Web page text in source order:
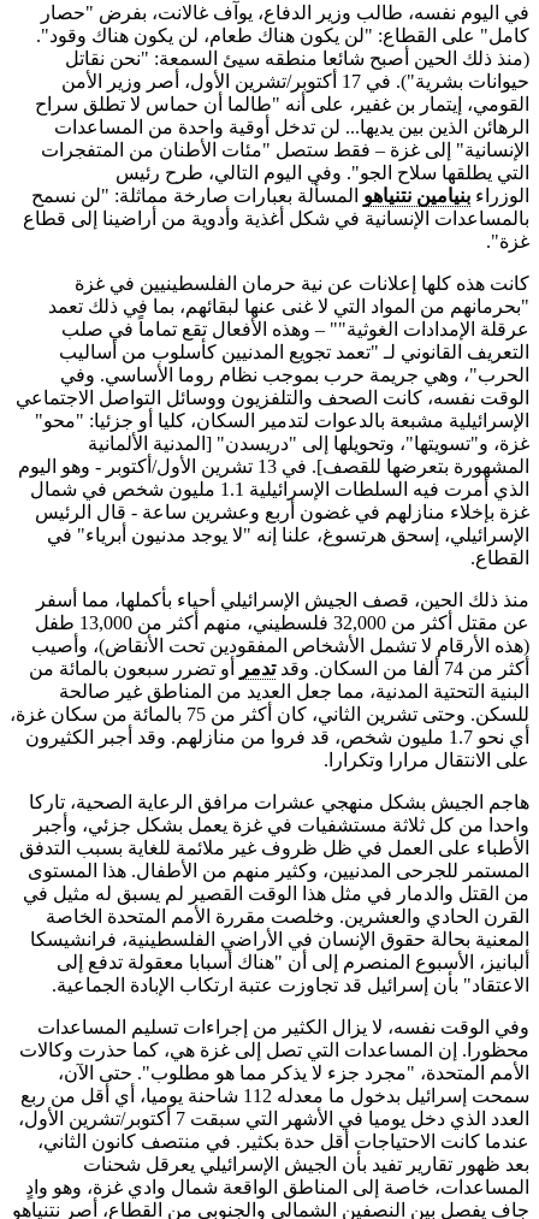
في اليوم نفسه، طالب وزير الدفاع، يوآف غالانت، بفرض "حصار
كامل" على القطاع: "لن يكون هناك طعام، لن يكون هناك وقود".
(منذ ذلك الحين أصبح شائعا منطقه سيئ السمعة: "نحن نقاتل
حيوانات بشرية"). في 17 أكتوبر/تشرين الأول، أصر وزير الأمن
القومي، إيتمار بن غفير، على أنه "طالما أن حماس لا تطلق سراح
الرهائن الذين بين يديها... لن تدخل أوقية واحدة من المساعدات
الإنسانية" إلى غزة – فقط ستصل "مئات الأطنان من المتفجرات
التي يطلقها سلاح الجو". وفي اليوم التالي، طرح رئيس
الوزراء بنيامين نتنياهو المسألة بعبارات صارخة مماثلة: "لن نسمح
بالمساعدات الإنسانية في شكل أغذية وأدوية من أراضينا إلى قطاع
غزة".
كانت هذه كلها إعلانات عن نية حرمان الفلسطينيين في غزة
"ﺑﺤﺮﻣﺎﻧﻬﻢ ﻣﻦ اﻟﻤﻮاد اﻟﺘﻲ ﻻ ﻏﻨﻰ ﻋﻨﻬﺎ ﻟﺒﻘﺎﺋﻬﻢ، ﺑﻤﺎ ﻓﻲ ذﻟﻚ تعمد
ﻋﺮﻗﻠﺔ اﻹﻣﺪادات اﻟﻐﻮﺛﻴﺔ"" – وهذه الأفعال تقع تماماً في صلب
التعريف القانوني لـ "تعمد تجويع المدنيين كأسلوب من أساليب
الحرب"، وهي جريمة حرب بموجب نظام روما الأساسي. وفي
الوقت نفسه، كانت الصحف والتلفزيون ووسائل التواصل الاجتماعي
الإسرائيلية مشبعة بالدعوات لتدمير السكان، كليا أو جزئيا: "محو"
غزة، و"تسويتها"، وتحويلها إلى "دريسدن" [المدنية الألمانية
المشهورة بتعرضها للقصف]. في 13 تشرين الأول/أكتوبر - وهو اليوم
الذي أمرت فيه السلطات الإسرائيلية 1.1 مليون شخص في شمال
غزة بإخلاء منازلهم في غضون أربع وعشرين ساعة - قال الرئيس
الإسرائيلي، إسحق هرتسوغ، علنا إنه "لا يوجد مدنيون أبرياء" في
القطاع.
منذ ذلك الحين، قصف الجيش الإسرائيلي أحياء بأكملها، مما أسفر
عن مقتل أكثر من 32,000 فلسطيني، منهم أكثر من 13,000 طفل
(هذه الأرقام لا تشمل الأشخاص المفقودين تحت الأنقاض)، وأصيب
أكثر من 74 ألفا من السكان. وقد
تدمر
أو تضرر سبعون بالمائة من
البنية التحتية المدنية، مما جعل العديد من المناطق غير صالحة
للسكن. وحتى تشرين الثاني، كان أكثر من 75 بالمائة من سكان غزة،
أي نحو 1.7 مليون شخص، قد فروا من منازلهم. وقد أجبر الكثيرون
على الانتقال مرارا وتكرارا.
هاجم الجيش بشكل منهجي عشرات مرافق الرعاية الصحية، تاركا
واحدا من كل ثلاثة مستشفيات في غزة يعمل بشكل جزئي، وأجبر
الأطباء على العمل في ظل ظروف غير ملائمة للغاية بسبب التدفق
المستمر للجرحى المدنيين، وكثير منهم من الأطفال. هذا المستوى
من القتل والدمار في مثل هذا الوقت القصير لم يسبق له مثيل في
القرن الحادي والعشرين. وخلصت مقررة الأمم المتحدة الخاصة
المعنية بحالة حقوق الإنسان في الأراضي الفلسطينية، فرانشيسكا
ألبانيز، الأسبوع المنصرم إلى أن "هناك أسبابا معقولة تدفع إلى
الاعتقاد" بأن إسرائيل قد تجاوزت عتبة ارتكاب الإبادة الجماعية.
وفي الوقت نفسه، لا يزال الكثير من إجراءات تسليم المساعدات
محظورا. إن المساعدات التي تصل إلى غزة هي، كما حذرت وكالات
الأمم المتحدة، "مجرد جزء لا يذكر مما هو مطلوب". حتى الآن،
سمحت إسرائيل بدخول ما معدله 112 شاحنة يوميا، أي أقل من ربع
العدد الذي دخل يوميا في الأشهر التي سبقت 7 أكتوبر/تشرين الأول،
عندما كانت الاحتياجات أقل حدة بكثير. في منتصف كانون الثاني،
بعد ظهور تقارير تفيد بأن الجيش الإسرائيلي يعرقل شحنات
المساعدات، خاصة إلى المناطق الواقعة شمال وادي غزة، وهو وادٍ
جاف يفصل بين النصفين الشمالي والجنوبي من القطاع، أصر نتنياهو